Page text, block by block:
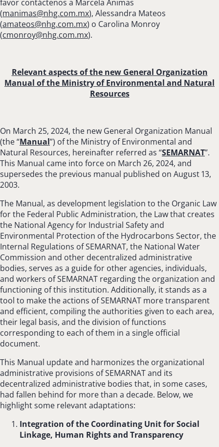
favor contáctenos a Marcela Ánimas
(manimas@nhg.com.mx), Alessandra Mateos
(amateos@nhg.com.mx) o Carolina Monroy
(cmonroy@nhg.com.mx).
Relevant aspects of the new General Organization
Manual of the Ministry of Environmental and Natural
Resources
On March 25, 2024, the new General Organization Manual
(the “Manual”) of the Ministry of Environmental and
Natural Resources, hereinafter referred as “SEMARNAT”.
This Manual came into force on March 26, 2024, and
supersedes the previous manual published on August 13,
2003.
The Manual, as development legislation to the Organic Law
for the Federal Public Administration, the Law that creates
the National Agency for Industrial Safety and
Environmental Protection of the Hydrocarbons Sector, the
Internal Regulations of SEMARNAT, the National Water
Commission and other decentralized administrative
bodies, serves as a guide for other agencies, individuals,
and workers of SEMARNAT regarding the organization and
functioning of this institution. Additionally, it stands as a
tool to make the actions of SEMARNAT more transparent
and efficient, compiling the authorities given to each area,
their legal basis, and the division of functions
corresponding to each of them in a single official
document.
This Manual update and harmonizes the organizational
administrative provisions of SEMARNAT and its
decentralized administrative bodies that, in some cases,
had fallen behind for more than a decade. Below, we
highlight some relevant adaptations:
Integration of the Coordinating Unit for Social
Linkage, Human Rights and Transparency